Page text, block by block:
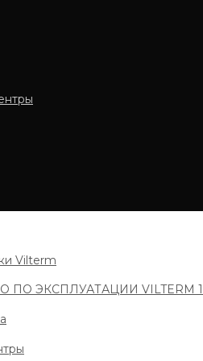
Vilterm
ЭКСПЛУАТАЦИИ VILTERM